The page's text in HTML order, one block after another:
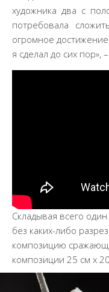
художника два с
потребовала
огромное
я сделал до сих пор»,
Складывая всего
без каких-либо
композицию
композиции 25 см х